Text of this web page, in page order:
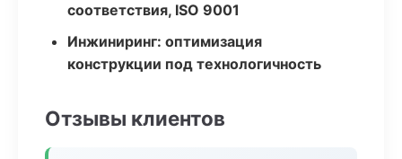
соответствия, ISO 9001
Инжиниринг: оптимизация
конструкции под технологичность
Отзывы клиентов